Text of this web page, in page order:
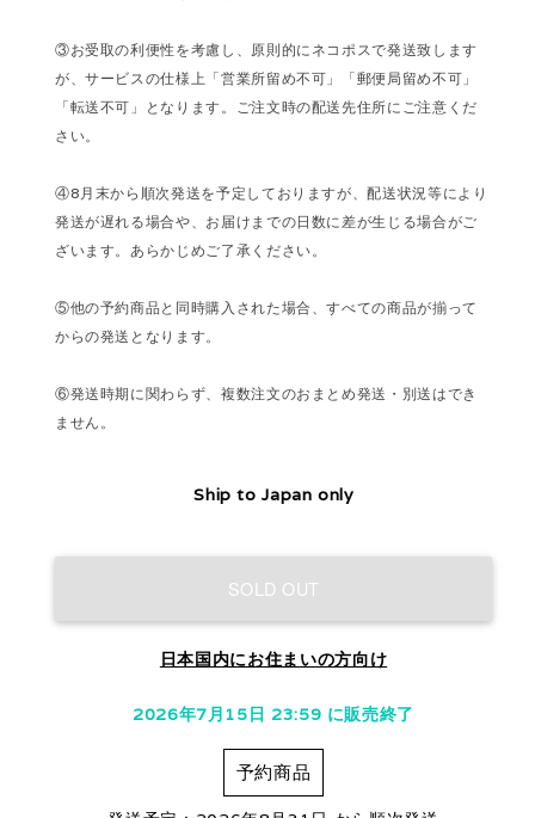
③お受取の利便性を考慮し、原則的にネコポスで発送致します
が、サービスの仕様上「営業所留め不可」「郵便局留め不可」
「転送不可」となります。ご注文時の配送先住所にご注意くだ
さい。
④8月末から順次発送を予定しておりますが、配送状況等により
発送が遅れる場合や、お届けまでの日数に差が生じる場合がご
ざいます。あらかじめご了承ください。
⑤他の予約商品と同時購入された場合、すべての商品が揃って
からの発送となります。
⑥発送時期に関わらず、複数注文のおまとめ発送・別送はでき
ません。
Ship to Japan only
SOLD OUT
日本国内にお住まいの方向け
2026年7月15日 23:59 に販売終了
予約商品